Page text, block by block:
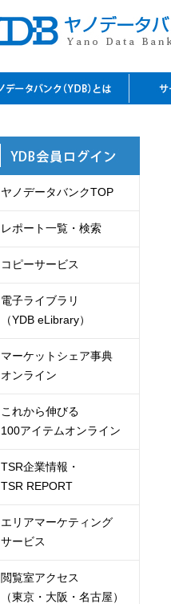
ヤノデータバンクTOP
レポート一覧・検索
コピーサービス
電子ライブラリ
（YDB eLibrary）
マーケットシェア事典
オンライン
これから伸びる
100アイテムオンライン
TSR企業情報・
TSR REPORT
エリアマーケティング
サービス
閲覧室アクセス
（東京・大阪・名古屋）